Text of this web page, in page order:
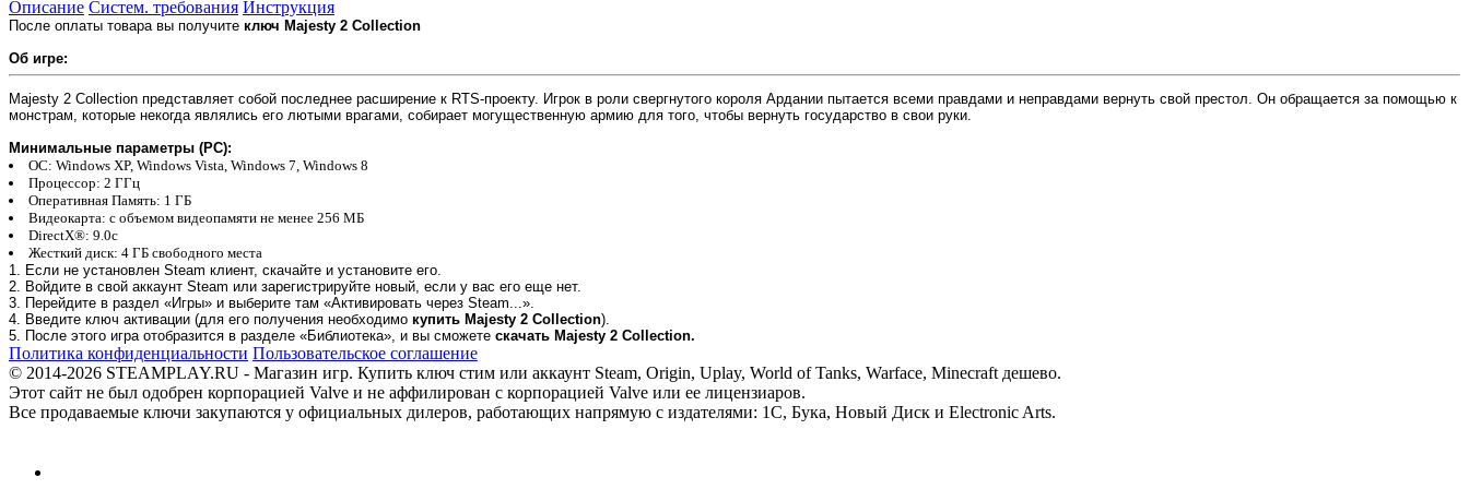
Описание Систем. требования Инструкция
После оплаты товара вы получите ключ Majesty 2 Collection
Об игре:
Majesty 2 Collection представляет собой последнее расширение к RTS-проекту. Игрок в роли свергнутого короля Ардании пытается всеми правдами и неправдами вернуть свой престол. Он обращается за помощью к
монстрам, которые некогда являлись его лютыми врагами, собирает могущественную армию для того, чтобы вернуть государство в свои руки.
Минимальные параметры (PC):
OC: Windows XP, Windows Vista, Windows 7, Windows 8
Процессор: 2 ГГц
Оперативная Память: 1 ГБ
Видеокарта: с объемом видеопамяти не менее 256 МБ
DirectX®: 9.0c
Жесткий диск: 4 ГБ свободного места
1. Если не установлен Steam клиент, скачайте и установите его.
2. Войдите в свой аккаунт Steam или зарегистрируйте новый, если у вас его еще нет.
3. Перейдите в раздел «Игры» и выберите там «Активировать через Steam...».
4. Введите ключ активации (для его получения необходимо купить Majesty 2 Collection).
5. После этого игра отобразится в разделе «Библиотека», и вы сможете скачать Majesty 2 Collection.
Политика конфиденциальности Пользовательское соглашение
© 2014-2026 STEAMPLAY.RU - Магазин игр. Купить ключ стим или аккаунт Steam, Origin, Uplay, World of Tanks, Warface, Minecraft дешево.
Этот сайт не был одобрен корпорацией Valve и не аффилирован с корпорацией Valve или ее лицензиаров.
Все продаваемые ключи закупаются у официальных дилеров, работающих напрямую с издателями: 1С, Бука, Новый Диск и Electronic Arts.